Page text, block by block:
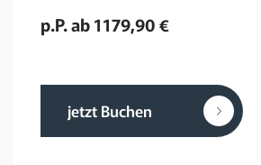
p.P. ab 1179,90 €
jetzt Buchen